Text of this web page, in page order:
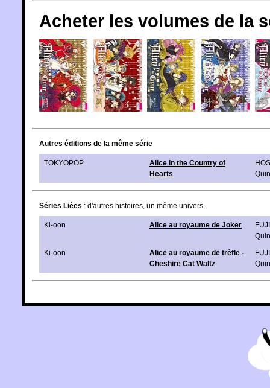
Acheter les volumes de la
Autres éditions de la même série
TOKYOPOP
Alice in the Country of
Hearts
Séries Liées : d'autres histoires, un même univers.
Ki-oon Alice au royaume de Joker
Ki-oon
Alice au royaume de trèfle -
Cheshire Cat Waltz